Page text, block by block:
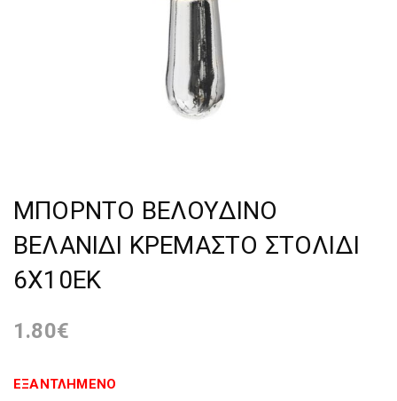
ΜΠΟΡΝΤΟ ΒΕΛΟΥΔΙΝΟ
ΒΕΛΑΝΙΔΙ ΚΡΕΜΑΣΤΟ ΣΤΟΛΙΔΙ
6Χ10ΕΚ
1.80€
ΕΞΑΝΤΛΗΜΈΝΟ